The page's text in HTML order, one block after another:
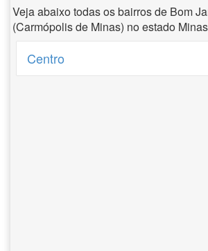
Veja abaixo todas os bairros de Bom
(Carmópolis de Minas) no estado
Centro